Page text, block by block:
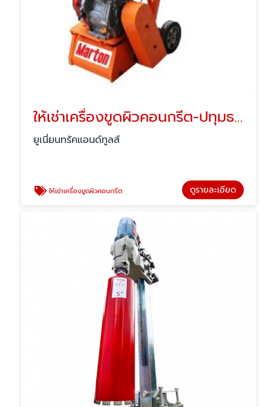
ให้เช่าเครื่องขูดผิวคอนกรีต-ปทุมธานี
ยูเนี่ยนทรัคแอนด์ทูลส์
ให้เช่าเครื่องขูดผิวคอนกรีต ดูรายละเอียด